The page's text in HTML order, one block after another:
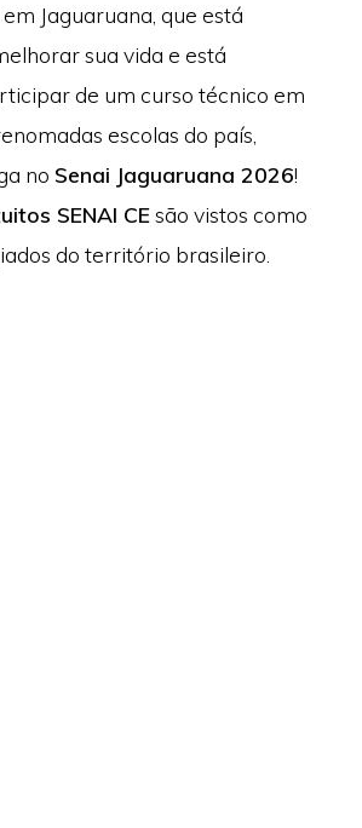
Jaguaruana, que está
sua vida e está
de um curso técnico em
escolas do país,
no Senai Jaguaruana 2026!
SENAI CEsão vistos como
do território brasileiro.